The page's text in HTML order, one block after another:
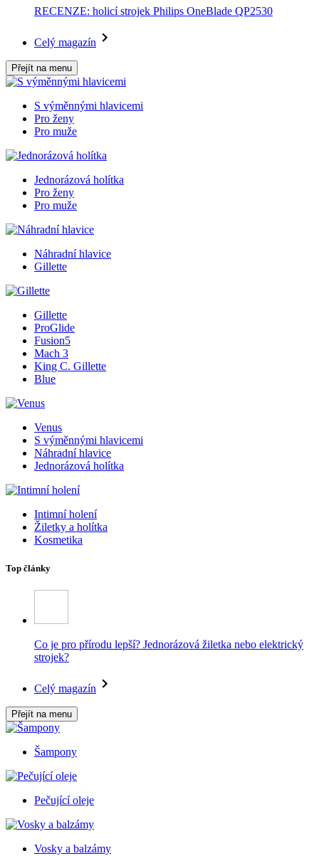
RECENZE: holicí strojek Philips OneBlade QP2530
Celý magazín
Přejít na menu
S výměnnými hlavicemi
Pro ženy
Pro muže
Jednorázová holítka
Pro ženy
Pro muže
Náhradní hlavice
Gillette
Gillette
ProGlide
Fusion5
Mach 3
King C. Gillette
Blue
Venus
S výměnnými hlavicemi
Náhradní hlavice
Jednorázová holítka
Intimní holení
Žiletky a holítka
Kosmetika
Top články
Co je pro přírodu lepší? Jednorázová žiletka nebo elektrický
strojek?
Celý magazín
Přejít na menu
Šampony
Pečující oleje
Vosky a balzámy